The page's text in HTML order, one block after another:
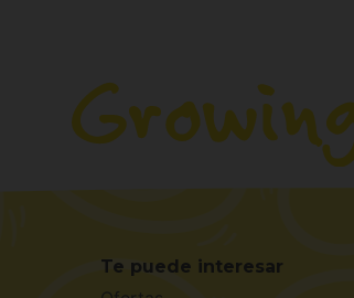
Te puede interesar